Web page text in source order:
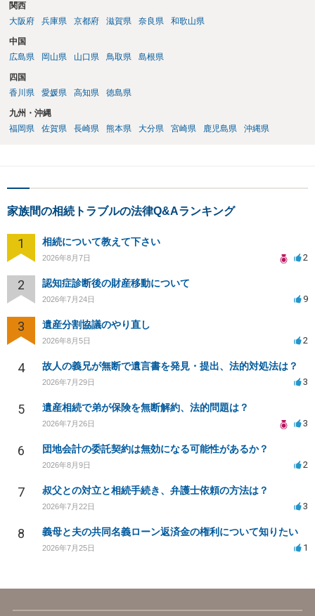
関西
大阪府
兵庫県 京都府 滋賀県 奈良県 和歌山県
中国
広島県
岡山県 山口県 鳥取県 島根県
四国
香川県
愛媛県 高知県 徳島県
九州・沖縄
福岡県
佐賀県 長崎県 熊本県 大分県 宮崎県 鹿児島県 沖縄県
家族間の相続トラブルの法律Q&Aランキング
1 相続について教えて下さい
2026年8月7日 2
2 認知症診断後の財産移動について
2026年7月24日 9
3 遺産分割協議のやり直し
2026年8月5日 2
4 故人の義兄が無断で遺言書を発見・提出、法的対処法は？
2026年7月29日 3
5 遺産相続で弟が保険を無断解約、法的問題は？
2026年7月26日 3
6 団地会計の委託契約は無効になる可能性があるか？
2026年8月9日 2
7 叔父との対立と相続手続き、弁護士依頼の方法は？
2026年7月22日 3
8 義母と夫の共同名義ローン返済金の権利について知りたい
2026年7月25日 1